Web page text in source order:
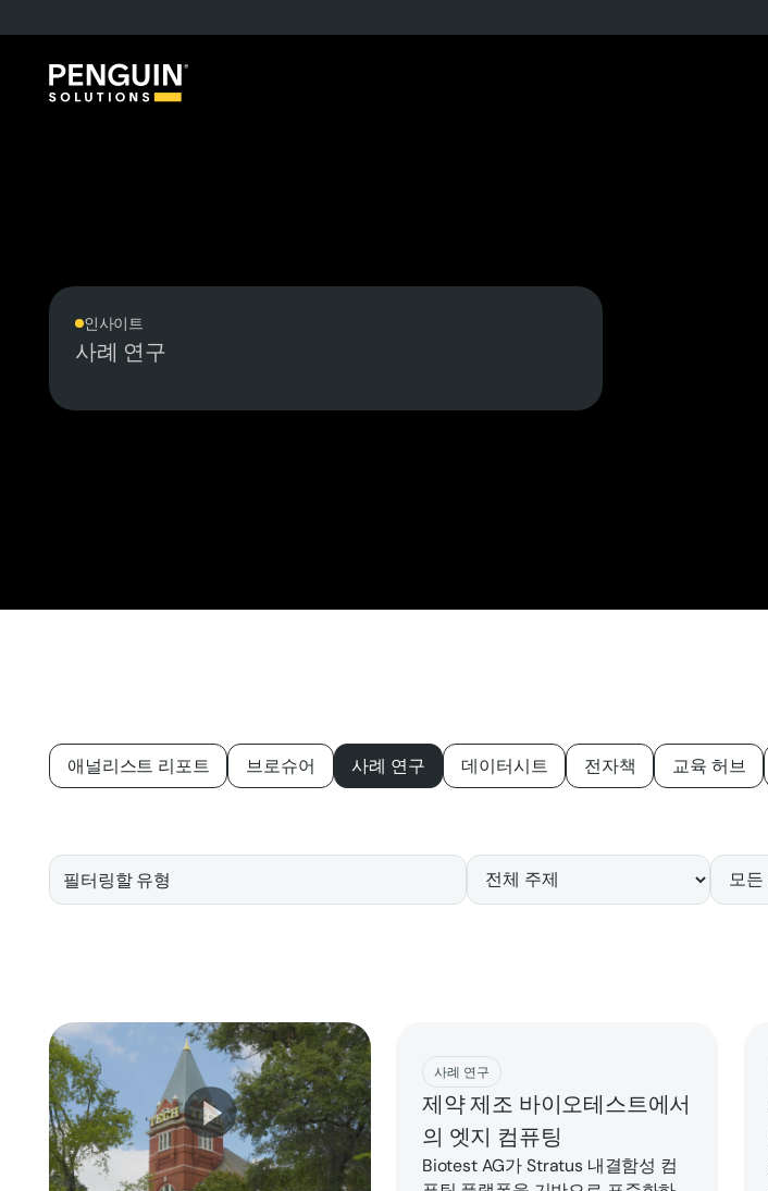
인사이트
사례 연구
애널리스트 리포트 브로슈어 사례 연구 데이터시트 전자책 교육 허브
사례 연구
제약 제조 바이오테스트에서
의 엣지 컴퓨팅
Biotest AG가 Stratus 내결함성 컴
Download